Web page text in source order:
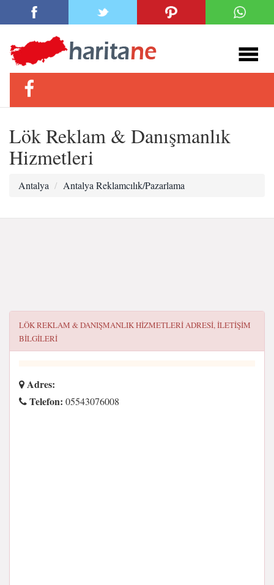
Lök Reklam & Danışmanlık
Hizmetleri
Antalya Antalya Reklamcılık/Pazarlama
LÖK REKLAM & DANIŞMANLIK HIZMETLERIADRESI, ILETIŞIM
BILGILERI
Adres:
Telefon: 05543076008